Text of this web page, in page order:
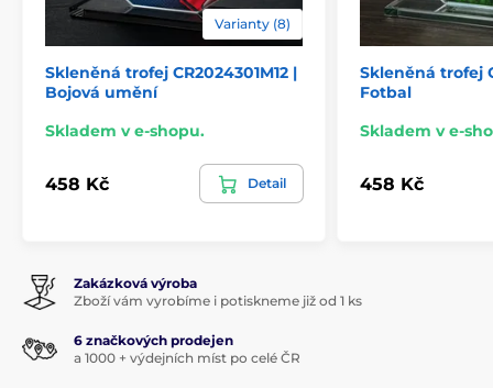
Varianty (8)
Skleněná trofej CR2024301M12 |
Bojová umění
Skladem v e-shopu.
458 Kč Detail
Skleněná trofej
Fotbal
Skladem v e-
458 Kč
Zakázková výroba
Zboží vám vyrobíme i potiskneme již od 1 ks
6 značkových prodejen
a 1000 + výdejních míst po celé ČR